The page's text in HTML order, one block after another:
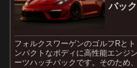
バッ
フォルクスワーゲンのゴルフRと
ンパクトなボディに高性能エンジ
ーツハッチバックです。そのため